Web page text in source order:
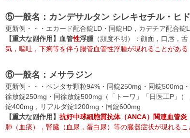
⑤一般名：カンデサルタン シレキセチル・ヒ
更新例・・・エカード配合錠LD・同錠HD，カデチア配合錠
【重大な副作用】
血管性浮腫 （頻度不明）：顔面，口唇，
気，嘔吐，下痢等を伴う腸管血管性浮腫が現れることがある
⑥一般名：メサラジン
更新例・・・ペンタサ顆粒94%・同錠250mg・同錠500mg
徐放錠250mg・同徐放錠500mg（「トーワ」「日医工P」
錠400mg，リアルダ錠1200mg・同錠600mg
【重大な副作用】 抗好中球細胞質抗体（ANCA）関連血管炎
肺（血痰），腎臓（血尿，蛋白尿）等の臓器症状が現れるこ